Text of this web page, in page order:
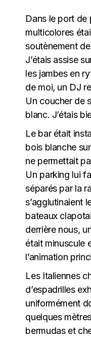
Dans le port de
multicolores
soutènement de
J’étais assise
les jambes en
de moi, un DJ
Un coucher de
blanc. J’étais
Le bar était
bois blanche
ne permettait
Un parking lui
séparés par la
s’agglutinaient
bateaux
derrière nous,
était minuscule
l’animation
Les Italiennes
d’espadrilles
uniformément
quelques
bermudas et